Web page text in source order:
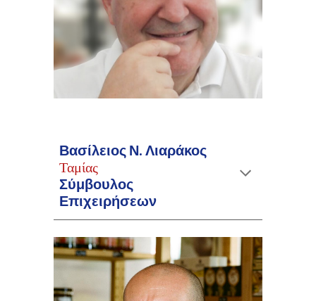
Βασίλειος Ν. Λιαράκος
Ταμίας
Σύμβουλος
Επιχειρήσεων